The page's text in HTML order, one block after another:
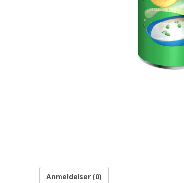
Anmeldelser (0)